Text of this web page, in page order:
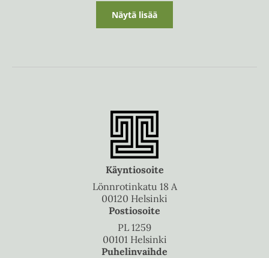
Näytä lisää
Käyntiosoite
Lönnrotinkatu 18 A
00120 Helsinki
Postiosoite
PL 1259
00101 Helsinki
Puhelinvaihde